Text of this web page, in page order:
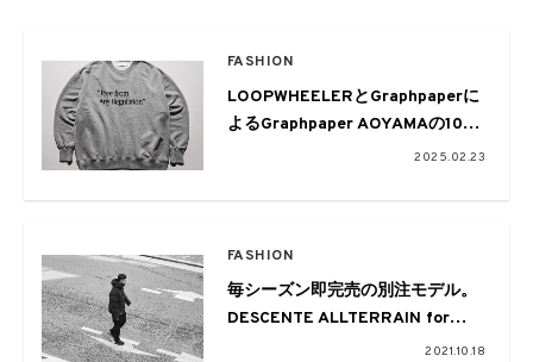
FASHION
LOOPWHEELERとGraphpaperに
よるGraphpaper AOYAMAの10周
年を記念したスペシャルなスウェ
2025.02.23
FASHION
毎シーズン即完売の別注モデル。
DESCENTE ALLTERRAIN for
Graphpaper “MOUNTAINEER”第
2021.10.18